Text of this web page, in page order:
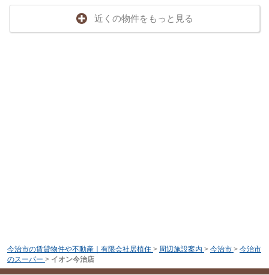
近くの物件をもっと見る
今治市の賃貸物件や不動産｜有限会社居植住 > 周辺施設案内 > 今治市 > 今治市
のスーパー > イオン今治店